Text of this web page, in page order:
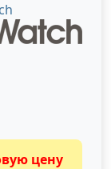
цену